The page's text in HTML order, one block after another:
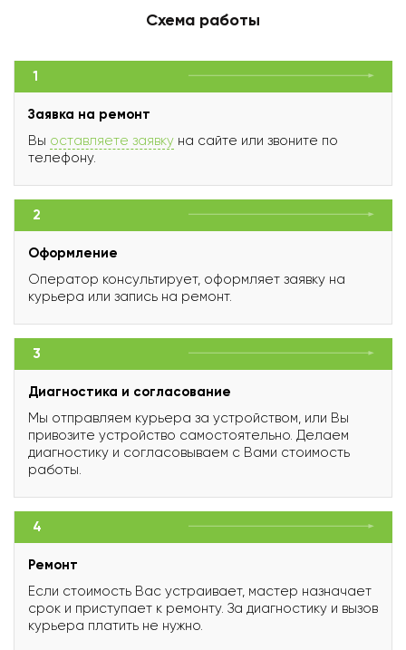
Схема работы
1
Заявка на ремонт
Вы оставляете заявку на сайте или звоните по
телефону.
2
Оформление
Оператор консультирует, оформляет заявку на
курьера или запись на ремонт.
3
Диагностика и согласование
Мы отправляем курьера за устройством, или Вы
привозите устройство самостоятельно. Делаем
диагностику и согласовываем с Вами стоимость
работы.
4
Ремонт
Если стоимость Вас устраивает, мастер назначает
срок и приступает к ремонту. За диагностику и вызов
курьера платить не нужно.